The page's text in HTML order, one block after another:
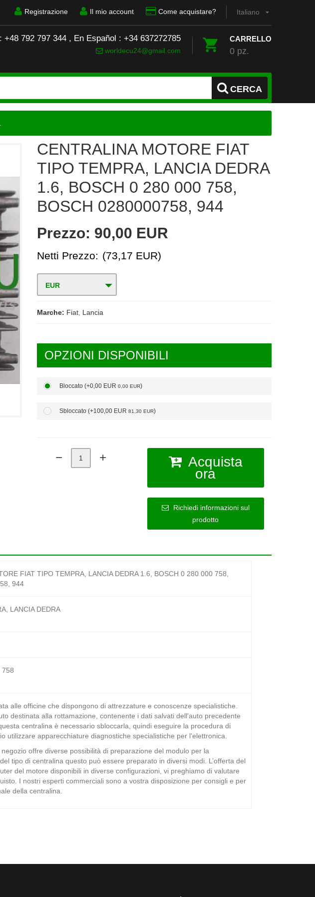
Italiano
Registrazione Il mio account Come acquistare?
CARRELLO
0 pz.
+48 792 797 344 , En Español : +34 637272785
worldecu24@gmail.com
CERCA
CENTRALINA MOTORE FIAT
TIPO TEMPRA, LANCIA DEDRA
1.6, BOSCH 0 280 000 758,
BOSCH 0280000758, 944
Prezzo: 90,00 EUR
Netti Prezzo: (73,17 EUR)
EUR
Marche: Fiat Lancia
OPZIONI DISPONIBILI
Bloccato (+0,00 EUR 0,00 EUR)
Sbloccato (+100,00 EUR 81,30 EUR)
Acquista
ora
Richiedi informazioni sul
prodotto
FIAT TIPO TEMPRA, LANCIA DEDRA 1.6, BOSCH 0 280 000 758,
944
LANCIA DEDRA
758
alle officine che dispongono di attrezzature e conoscenze specialistiche.
destinata alla rottamazione, contenente i dati salvati dell'auto precedente
centralina è necessario sbloccarla, quindi eseguire la procedura di
utilizzare apparecchiature diagnostiche specialistiche per l'elettronica.
offre diverse possibilità di preparazione del modulo per la
tipo di centralina questo può essere preparato in diversi modi. L’offerta del
del motore disponibili in diverse configurazioni, vi preghiamo di valutare
I nostri esperti commerciali sono a vostra disposizione per consigli e per
della centralina.